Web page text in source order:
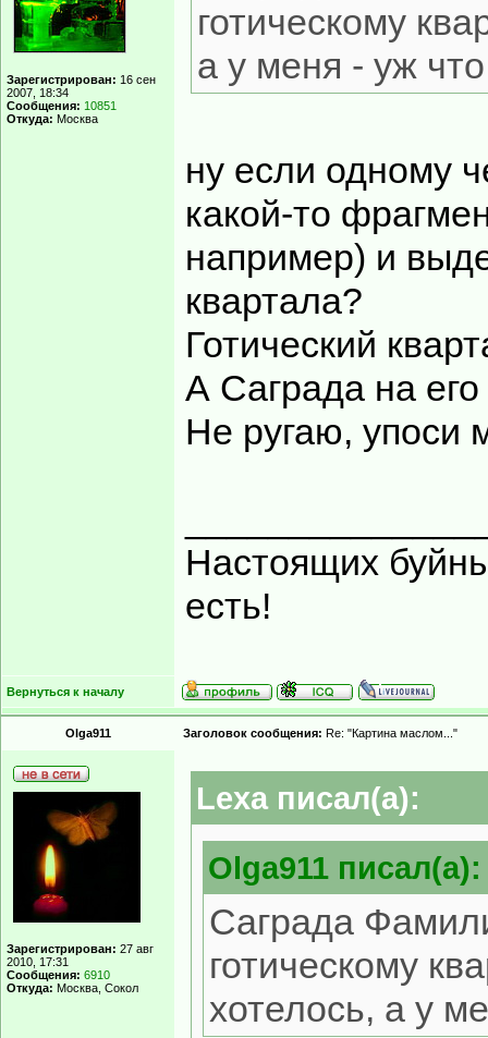
Зарегистрирован: 16 сен
2007, 18:34
Сообщения: 10851
Откуда: Москва
готическому
а у меня - уж
ну если одному
какой-то
например) и
квартала?
Готический
А Саграда на
Не ругаю, упоси
Настоящих
есть!
Вернуться к началу
Olga911 Заголовок сообщения: Re: "Картина маслом..."
Зарегистрирован: 27 авг
2010, 17:31
Сообщения: 6910
Откуда: Москва, Сокол
Lexa писал(а):
Olga911 писал(а):
Саграда
готическому
хотелось, а у